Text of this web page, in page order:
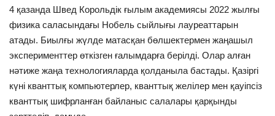
Ғарыш
Байланыс
Жаңалықтар
4 қазанда Швед Корольдік ғылым академиясы 2022 жылғы
физика саласындағы Нобель сыйлығы лауреаттарын
атады. Биылғы жүлде матасқан бөлшектермен жаңашыл
эксперименттер өткізген ғалымдарға берілді. Олар алған
нәтиже жаңа технологияларда қолданыла бастады. Қазіргі
күні кванттық компьютерлер, кванттық желілер мен қауіпсіз
кванттық шифрланған байланыс салалары қарқынды